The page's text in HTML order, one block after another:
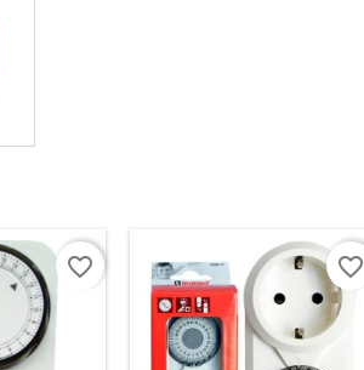
favorite_border favorite_border